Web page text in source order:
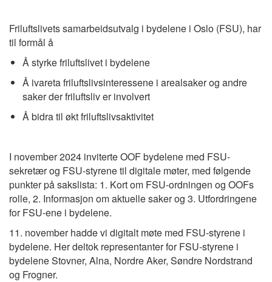
Friluftslivets samarbeidsutvalg i bydelene i Oslo (FSU), har
til formål å
Å styrke friluftslivet i bydelene
Å ivaretafriluftslivsinteressene i arealsaker og andre
saker der friluftsliv er involvert
Å bidra til økt friluftslivsaktivitet
I november 2024 inviterteOOFbydelene med FSU-
sekretær og FSU-styrene til digitale møter, med følgende
punkter på sakslista: 1. Kort om FSU-ordningen og OOFs
rolle, 2. Informasjon om aktuelle sakerog 3. Utfordringene
for FSU-ene i bydelene.
11. november hadde vi digitalt møte med FSU-styrene i
bydelene. Her deltok representanter for FSU-styrene i
bydelene Stovner, Alna, Nordre Aker, Søndre Nordstrand
og Frogner.